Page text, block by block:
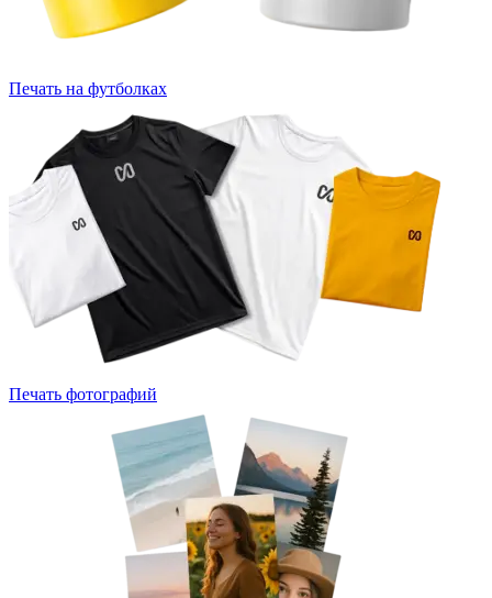
Печать на футболках
Печать фотографий